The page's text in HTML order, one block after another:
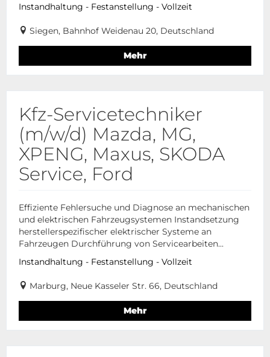
Instandhaltung - Festanstellung - Vollzeit
Siegen, Bahnhof Weidenau 20, Deutschland
Mehr
Kfz-Servicetechniker
(m/w/d) Mazda, MG,
XPENG, Maxus, SKODA
Service, Ford
Effiziente Fehlersuche und Diagnose an mechanischen
und elektrischen Fahrzeugsystemen Instandsetzung
herstellerspezifischer elektrischer Systeme an
Fahrzeugen Durchführung von Servicearbeiten...
Instandhaltung - Festanstellung - Vollzeit
Marburg, Neue Kasseler Str. 66, Deutschland
Mehr